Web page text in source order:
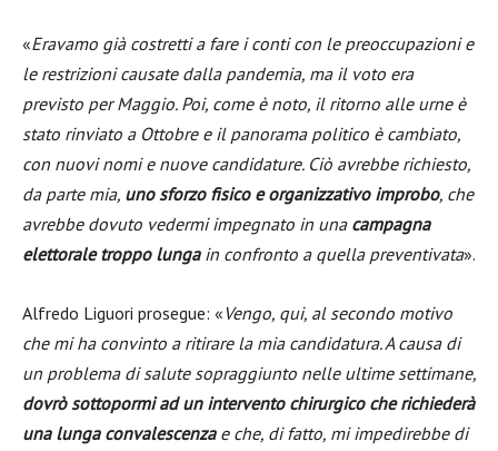
«Eravamo già costretti a fare i conti con le preoccupazioni e
le restrizioni causate dalla pandemia, ma il voto era
previsto per Maggio. Poi, come è noto, il ritorno alle urne è
stato rinviato a Ottobre e il panorama politico è cambiato,
con nuovi nomi e nuove candidature. Ciò avrebbe richiesto,
da parte mia, uno sforzo fisico e organizzativo improbo, che
avrebbe dovuto vedermi impegnato in una campagna
elettorale troppo lungain confronto a quella preventivata».
Alfredo Liguori prosegue: «Vengo, qui, al secondo motivo
che mi ha convinto a ritirare la mia candidatura. A causa di
un problema di salute sopraggiunto nelle ultime settimane,
dovrò sottopormi ad un intervento chirurgico che richiederà
una lunga convalescenzae che, di fatto, mi impedirebbe di